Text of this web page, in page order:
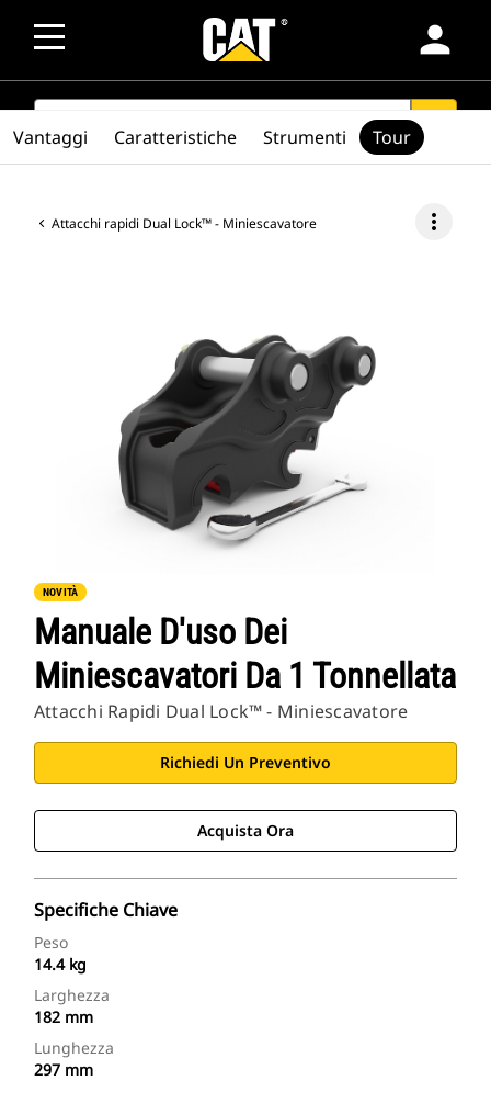
person
SEARCH search
Attacchi rapidi Dual Lock™ - Miniescavatore more_vert
NOVITÀ
Manuale D'uso Dei
Miniescavatori Da 1 Tonnellata
Attacchi Rapidi Dual Lock™ - Miniescavatore
Richiedi Un Preventivo
Acquista Ora
Specifiche Chiave
Peso
14.4 kg
Larghezza
182 mm
Lunghezza
297 mm
Vantaggi Caratteristiche Strumenti Tour